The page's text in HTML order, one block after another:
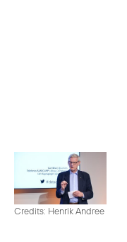
Credits: Henrik Andree